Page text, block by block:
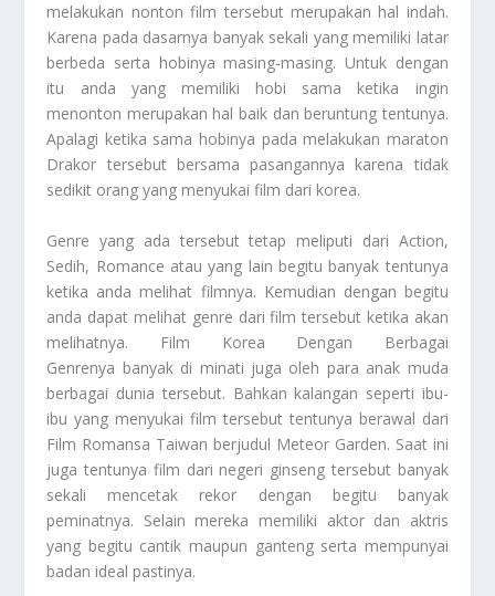
melakukan nonton film tersebut merupakan hal indah.
Karena pada dasarnya banyak sekali yang memiliki latar
berbeda serta hobinya masing-masing. Untuk dengan
itu anda yang memiliki hobi sama ketika ingin
menonton merupakan hal baik dan beruntung tentunya.
Apalagi ketika sama hobinya pada melakukan maraton
Drakor tersebut bersama pasangannya karena tidak
sedikit orang yang menyukai film dari korea.
Genre yang ada tersebut tetap meliputi dari Action,
Sedih, Romance atau yang lain begitu banyak tentunya
ketika anda melihat filmnya. Kemudian dengan begitu
anda dapat melihat genre dari film tersebut ketika akan
melihatnya.
Film Korea Dengan Berbagai
Genrenya banyak di minati juga oleh para anak muda
berbagai dunia tersebut. Bahkan kalangan seperti ibu-
ibu yang menyukai film tersebut tentunya berawal dari
Film Romansa Taiwan berjudul Meteor Garden. Saat ini
juga tentunya film dari negeri ginseng tersebut banyak
sekali mencetak rekor dengan begitu banyak
peminatnya. Selain mereka memiliki aktor dan aktris
yang begitu cantik maupun ganteng serta mempunyai
badan ideal pastinya.